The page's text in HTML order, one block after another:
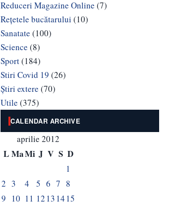
Reduceri Magazine Online (7)
Rețetele bucătarului (10)
Sanatate (100)
Science (8)
Sport(184)
Stiri Covid 19 (26)
Știri extere (70)
Utile (375)
CALENDAR ARCHIVE
aprilie 2012
L MaMi J V S D
1
2 3 4 5 6 7 8
9
10 11 12 13 14 15